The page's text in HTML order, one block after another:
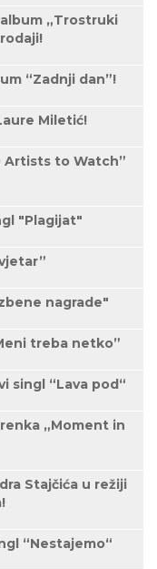
„Trostruki
“Zadnji dan”!
Miletić!
Artists to Watch”
"Plagijat"
nagrade"
treba netko”
singl “Lava pod“
„Moment in
Stajčića u režiji
“Nestajemo“